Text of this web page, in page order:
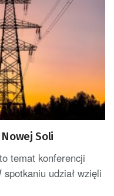
Soli
temat konferencji
udział wzięli